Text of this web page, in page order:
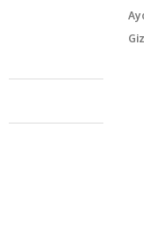
Caferağa Mah.
+90 543 345 46